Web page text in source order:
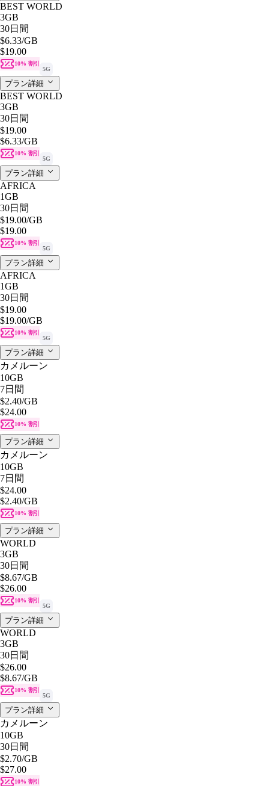
BEST WORLD
3GB
30日間
$6.33/GB
$19.00
10% 割引
5G
プラン詳細
BEST WORLD
3GB
30日間
$19.00
$6.33/GB
10% 割引
5G
プラン詳細
AFRICA
1GB
30日間
$19.00/GB
$19.00
10% 割引
5G
プラン詳細
AFRICA
1GB
30日間
$19.00
$19.00/GB
10% 割引
5G
プラン詳細
カメルーン
10GB
7日間
$2.40/GB
$24.00
10% 割引
プラン詳細
カメルーン
10GB
7日間
$24.00
$2.40/GB
10% 割引
プラン詳細
WORLD
3GB
30日間
$8.67/GB
$26.00
10% 割引
5G
プラン詳細
WORLD
3GB
30日間
$26.00
$8.67/GB
10% 割引
5G
プラン詳細
カメルーン
10GB
30日間
$2.70/GB
$27.00
10% 割引